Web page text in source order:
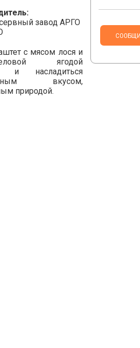
завод АРГО
с мясом лося и
ягодой
и насладиться
вкусом,
природой.